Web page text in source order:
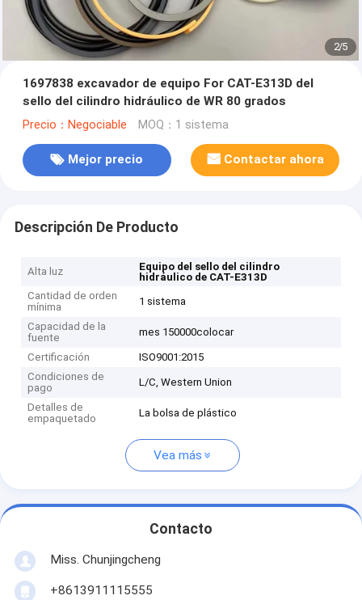
2/5
1697838 excavador de equipo For CAT-E313D del
sello del cilindro hidráulico de WR 80 grados
Precio：Negociable MOQ：1 sistema
Mejor precio Contactar ahora
Descripción De Producto
Alta luz
Equipo del sello del cilindro
hidráulico de CAT-E313D
Cantidad de orden
mínima
1 sistema
Capacidad de la
fuente
mes 150000colocar
Certificación
ISO9001:2015
Condiciones de
pago
L/C, Western Union
Detalles de
empaquetado
La bolsa de plástico
Vea más
Contacto
Miss. Chunjingcheng
+8613911115555